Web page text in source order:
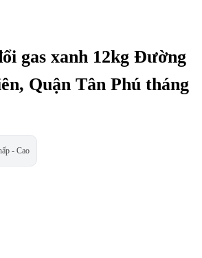
gas xanh 12kg Đường
Quận Tân Phú tháng
- Cao